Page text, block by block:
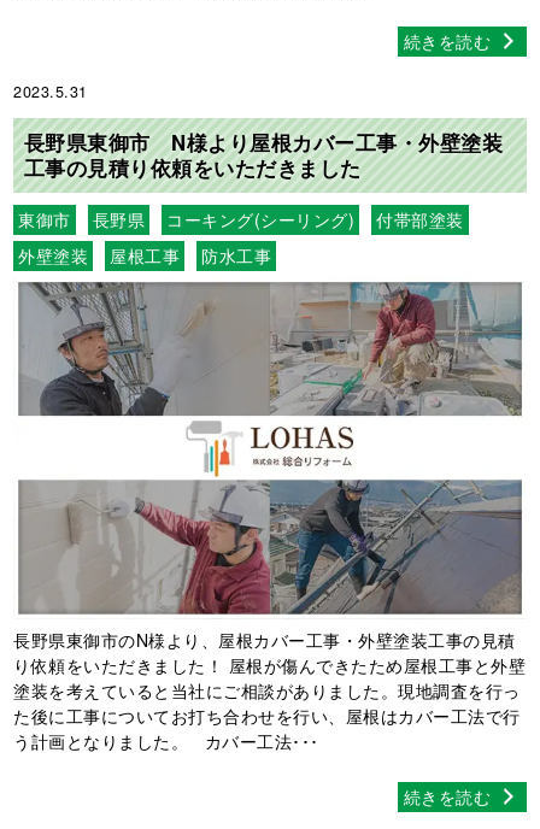
続きを読む
2023.5.31
長野県東御市 N様より屋根カバー工事・外壁塗装
工事の見積り依頼をいただきました
東御市 長野県 コーキング(シーリング)
付帯部塗装
外壁塗装
屋根工事 防水工事
長野県東御市のN様より、屋根カバー工事・外壁塗装工事の見積
り依頼をいただきました！ 屋根が傷んできたため屋根工事と外壁
塗装を考えていると当社にご相談がありました。現地調査を行っ
た後に工事についてお打ち合わせを行い、屋根はカバー工法で行
う計画となりました。 カバー工法･･･
続きを読む